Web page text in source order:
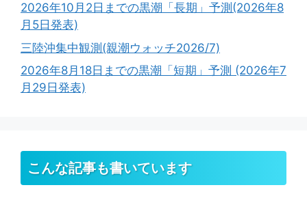
2026年10月2日までの黒潮「長期」予測(2026年8
月5日発表)
三陸沖集中観測(親潮ウォッチ2026/7)
2026年8月18日までの黒潮「短期」予測 (2026年7
月29日発表)
こんな記事も書いています